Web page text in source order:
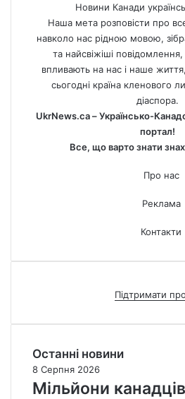
Новини Канади
Наша мета розповісти про
навколо нас рідною мовою,
та найсвіжіші повідомлення,
впливають на нас і наше
сьогодні країна кленового
діаспора.
UkrNews.ca – Українсько-
портал!
Все, що варто знати
Про нас
Реклама
Контакти
Підтримати
Останні новини
8 Серпня 2026
Мільйони